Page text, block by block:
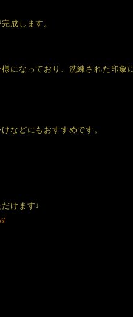
成します。
になっており、洗練された印象
などにもおすすめです。
けます↓